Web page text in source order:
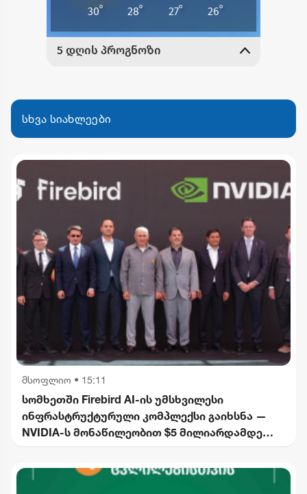
სხვა სიახლეები
მსოფლიო • 15:11
სომხეთში Firebird AI-ის უმსხვილესი
ინფრასტრუქტურული კომპლექსი გაიხსნა —
NVIDIA-ს მონაწილეობით $5 მილიარდამდე